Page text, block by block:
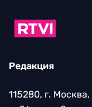
Редакция
115280, г.